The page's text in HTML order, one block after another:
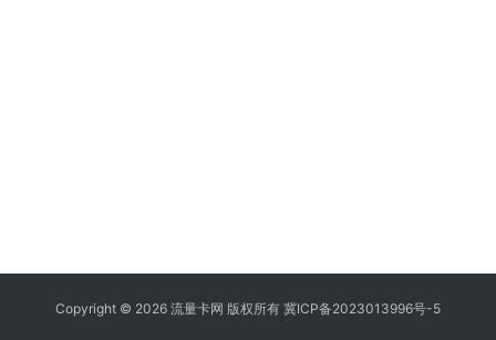
Copyright © 2026 流量卡网 版权所有 冀ICP备2023013996号-5